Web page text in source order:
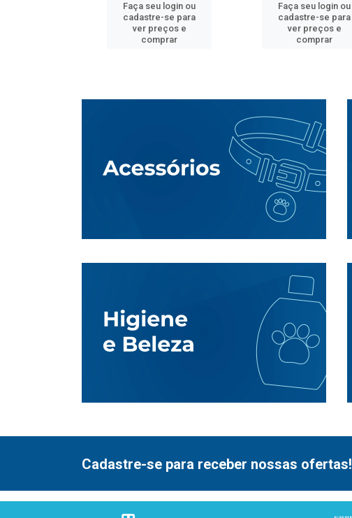
Faça seu login ou
cadastre-se para
ver preços e
comprar
Faça seu login ou
cadastre-se para
ver preços e
comprar
Cadastre-se para receber nossas ofertas!